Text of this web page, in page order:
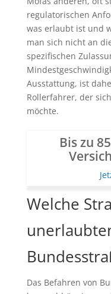
regulatorischen
was erlaubt ist und
man sich nicht an
spezifischen
Ausstattung, ist
Rollerfahrer, der
möchte.
Bis zu
Welche
Das Befahren von